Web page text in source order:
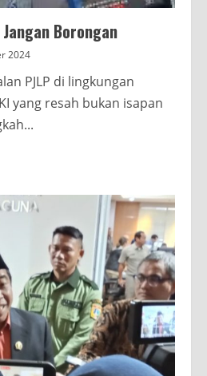
Borongan
2024
PJLP di lingkungan
yang resah bukan isapan